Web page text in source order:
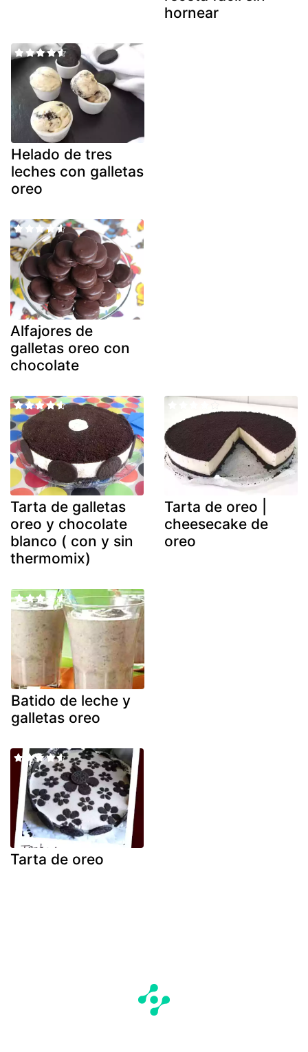
hornear
Helado de tres
leches con galletas
oreo
Alfajores de
galletas oreo con
chocolate
Tarta de galletas
oreo y chocolate
blanco ( con y sin
thermomix)
Tarta de oreo |
cheesecake de
oreo
Batido de leche y
galletas oreo
Tarta de oreo